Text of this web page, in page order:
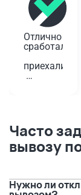
Отлично
сработали,
приехали
старую
плиту.
Водитель
позвонил,
Часто
вывозу
Нужно ли